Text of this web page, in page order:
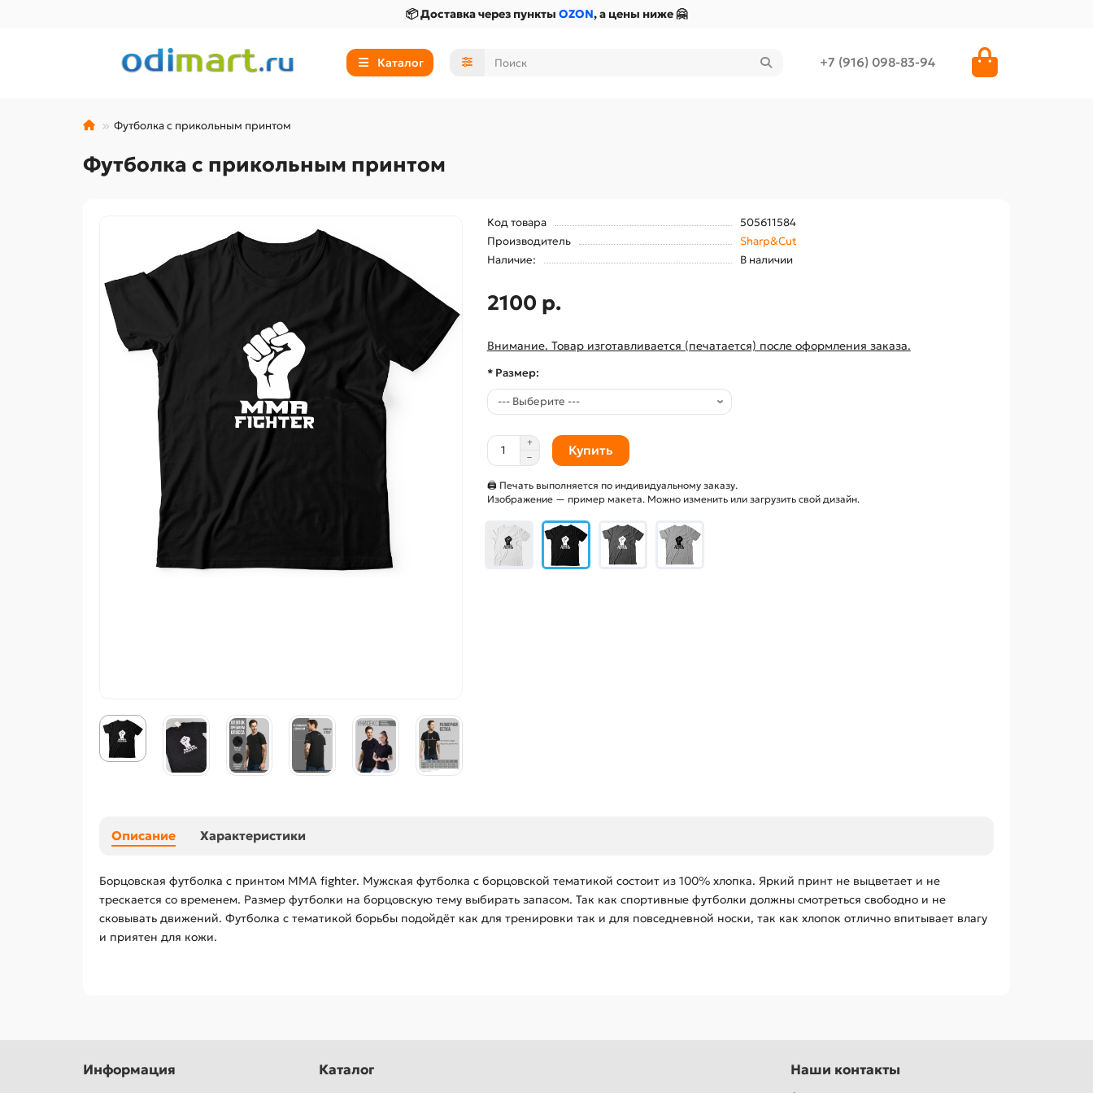
📦 Доставка через пункты OZON, а цены ниже 🤗
Каталог +7 (916) 098-83-94
Футболка с прикольным принтом
Футболка с прикольным принтом
Код товара
505611584
Производитель
Sharp&Cut
Наличие:
В наличии
2100 р.
Внимание. Товар изготавливается (печатается) после оформления заказа.
* Размер:
Купить
🖨 Печать выполняется по индивидуальному заказу.
Изображение — пример макета. Можно изменить или загрузить свой дизайн.
Описание Характеристики
Борцовская футболка с принтом MMA fighter. Мужская футболка с борцовской тематикой состоит из 100% хлопка. Яркий принт не выцветает и не
трескается со временем. Размер футболки на борцовскую тему выбирать запасом. Так как спортивные футболки должны смотреться свободно и не
сковывать движений. Футболка с тематикой борьбы подойдёт как для тренировки так и для повседневной носки, так как хлопок отлично впитывает влагу
и приятен для кожи.
Информация Каталог Наши контакты